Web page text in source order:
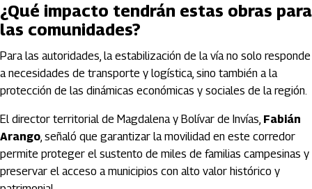
¿Qué impacto tendrán estas obras para
las comunidades?
Para las autoridades, la estabilización de la vía no solo responde
a necesidades de transporte y logística, sino también a la
protección de las dinámicas económicas y sociales de la región.
El director territorial de Magdalena y Bolívar de Invías, Fabián
Arango, señaló que garantizar la movilidad en este corredor
permite proteger el sustento de miles de familias campesinas y
preservar el acceso a municipios con alto valor histórico y